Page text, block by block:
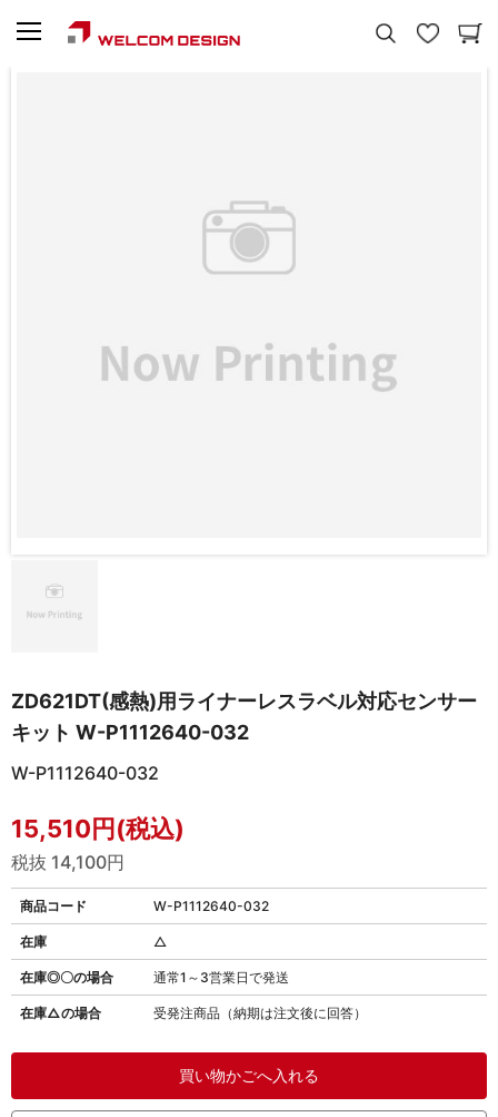
ZD621DT(感熱)用ライナーレスラベル対応センサー
キット W-P1112640-032
W-P1112640-032
15,510円(税込)
税抜 14,100円
商品コード W-P1112640-032
在庫◎〇の場合 通常1～3営業日で発送
在庫△の場合 受発注商品（納期は注文後に回答）
在庫 △